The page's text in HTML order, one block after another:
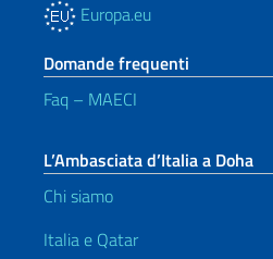
Europa.eu
Domande frequenti
Faq – MAECI
L’Ambasciata d’Italia a Doha
Chi siamo
Italia e Qatar